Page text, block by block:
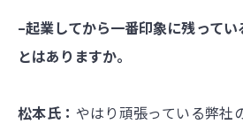
–起業してから一番印象に残ってい
とはありますか。
松本氏： やはり頑張っている弊社